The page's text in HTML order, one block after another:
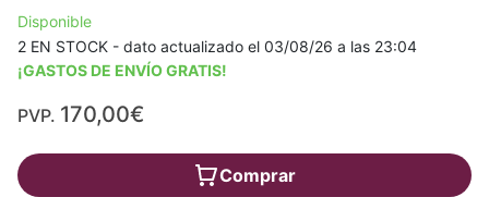
Disponible
2 EN STOCK - dato actualizado el 03/08/26 a las 23:04
¡GASTOS DE ENVÍO GRATIS!
PVP. 170,00€
Comprar